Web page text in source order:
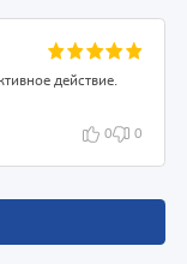
действие.
0 0